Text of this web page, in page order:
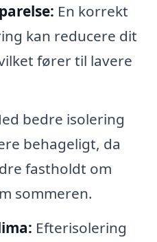
En korrekt
kan reducere dit
fører til lavere
bedre isolering
behageligt, da
fastholdt om
sommeren.
Efterisolering